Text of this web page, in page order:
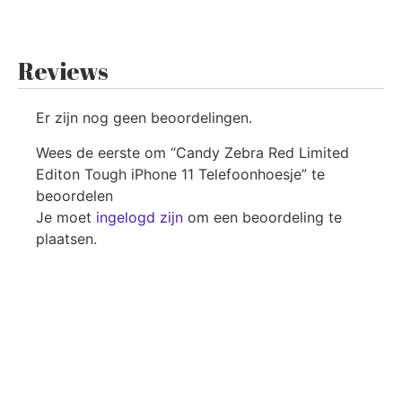
Reviews
Er zijn nog geen beoordelingen.
Wees de eerste om “Candy Zebra Red Limited
Editon Tough iPhone 11 Telefoonhoesje” te
beoordelen
Je moet ingelogd zijn om een beoordeling te
plaatsen.